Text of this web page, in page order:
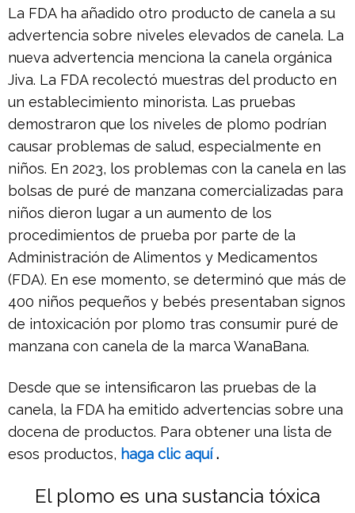
La FDA ha añadido otro producto de canela a su
advertencia sobre niveles elevados de canela. La
nueva advertencia menciona la canela orgánica
Jiva. La FDA recolectó muestras del producto en
un establecimiento minorista. Las pruebas
demostraron que los niveles de plomo podrían
causar problemas de salud, especialmente en
niños. En 2023, los problemas con la canela en las
bolsas de puré de manzana comercializadas para
niños dieron lugar a un aumento de los
procedimientos de prueba por parte de la
Administración de Alimentos y Medicamentos
(FDA). En ese momento, se determinó que más de
400 niños pequeños y bebés presentaban signos
de intoxicación por plomo tras consumir puré de
manzana con canela de la marca WanaBana.
Desde que se intensificaron las pruebas de la
canela, la FDA ha emitido advertencias sobre una
docena de productos. Para obtener una lista de
esos productos, haga clic aquí.
El plomo es una sustancia tóxica